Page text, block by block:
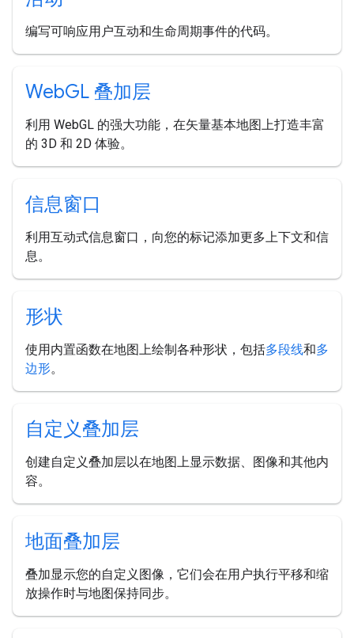
编写可响应用户互动和生命周期事件的代码。
WebGL 叠加层
利用 WebGL 的强大功能，在矢量基本地图上打造丰富
的 3D 和 2D 体验。
信息窗口
利用互动式信息窗口，向您的标记添加更多上下文和信
息。
形状
使用内置函数在地图上绘制各种形状，包括多段线和多
边形。
自定义叠加层
创建自定义叠加层以在地图上显示数据、图像和其他内
容。
地面叠加层
叠加显示您的自定义图像，它们会在用户执行平移和缩
放操作时与地图保持同步。